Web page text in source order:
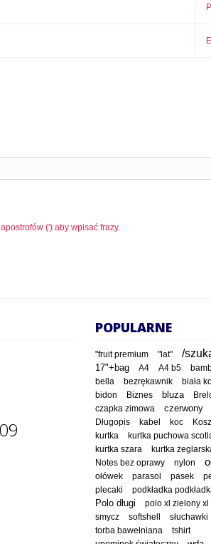
(') aby wpisać frazy.
POPULARNE
"fruit premium "lat" /
17"+bag A4 A4 b5
bella bezrękawnik
biała
bidon
Biznes bluza
czapka zimowa
czerwony
Długopis
kabel koc
kurtka
kurtka puchowa
kurtka szara
kurtka
Notes bez oprawy nylon
ołówek
parasol pasek
plecaki
podkładka
Polo długi
polo xl zielony xl
smycz softshell słuchawki
torba bawełniana
tshirt